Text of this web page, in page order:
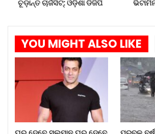
ଜାପାନ ଗତ ଏକ ମାସ ଧରି
ସହିତ ସଂଘର୍ଷ କରୁଛି, ପରିସ୍ଥିତି ଏତେ
ସରକାରଙ୍କୁ ୧୩୦ ରୁ ଅଧିକ ସ୍କୁଲ,
ଶିଶୁ ଯତ୍ନ କେନ୍ଦ୍ରଗୁଡ଼ିକୁ ଅସ୍ଥାୟୀ
ବାଧ୍ୟ କରାଯାଇଛି।
ଚୂଡ଼ାନ୍ତ ଚାର୍ଜସିଟ୍: ଓଡ଼ିଶା ଡିଜିପି
YOU MIGHT ALSO LIKE